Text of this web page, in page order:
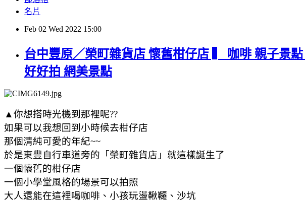
名片
Feb 02 Wed 2022 15:00
台中豐原／榮町雜貨店 懷舊柑仔店 ▍ 咖啡 親子景
好好拍 網美景點
▲你想搭時光機到那裡呢??
如果可以我想回到小時候去柑仔店
那個清純可愛的年紀~~
於是東豐自行車道旁的「榮町雜貨店」就這樣誕生了
一個懷舊的柑仔店
一個小學堂風格的場景可以拍照
大人還能在這裡喝咖啡、小孩玩盪鞦韆、沙坑